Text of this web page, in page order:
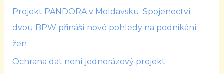
Projekt PANDORA v Moldavsku: Spojenectví
dvou BPW přináší nové pohledy na podnikání
žen
Ochrana dat není jednorázový projekt